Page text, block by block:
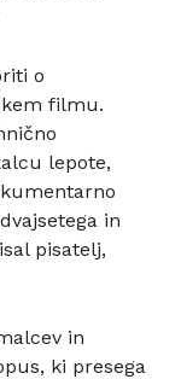
o
filmu.
lepote,
in
pisatelj,
in
ki presega